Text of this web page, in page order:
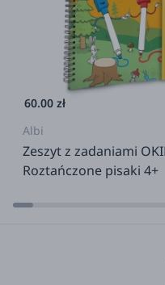
60.00 zł
Albi
Zeszyt z zadaniami
Roztańczone pisaki 4+